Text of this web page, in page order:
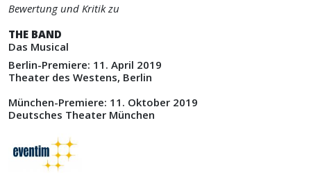
Bewertung und Kritik zu
THE BAND
Das Musical
Berlin-Premiere: 11. April 2019
Theater des Westens, Berlin
München-Premiere: 11. Oktober 2019
Deutsches Theater München